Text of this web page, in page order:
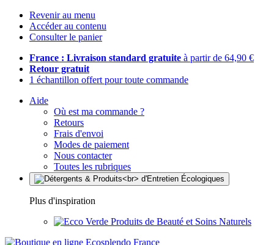
Revenir au menu
Accéder au contenu
Consulter le panier
France : Livraison standard gratuite à partir de 64,90 €
Retour gratuit
1 échantillon offert pour toute commande
Aide
Où est ma commande ?
Retours
Frais d'envoi
Modes de paiement
Nous contacter
Toutes les rubriques
Plus d'inspiration
Produits de Beauté et Soins Naturels